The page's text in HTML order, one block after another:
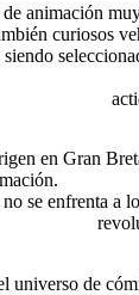
animación
curiosos
en Gran
enfrenta a
universo de